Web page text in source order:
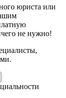
юриста или
не нужно!